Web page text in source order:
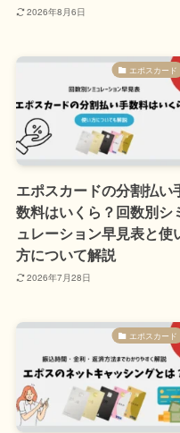
2026年8月6日
エポスカード
エポスカードの分割払い
数料はいくら？回数別シ
ュレーション早見表と使
方について解説
2026年7月28日
エポスカード